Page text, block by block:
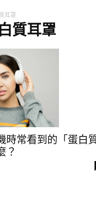
耳罩
質耳罩
時常看到的「蛋白
？